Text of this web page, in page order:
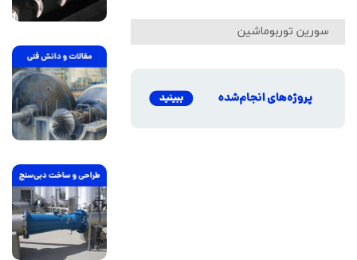
سورین توربوماشین